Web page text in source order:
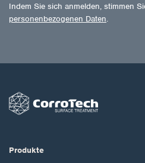
Indem Sie sich anmelden, stimmen
personenbezogenen Daten.
Produkte